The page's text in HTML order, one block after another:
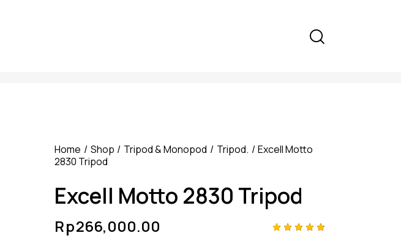
Home Shop Tripod & Monopod Tripod.
Excell Motto
2830 Tripod
Excell Motto 2830 Tripod
Rp266,000.00